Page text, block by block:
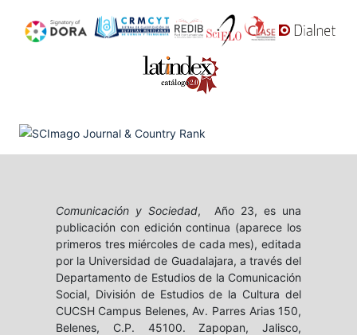
Comunicación y Sociedad, Año 23, es una
publicación con edición continua (aparece los
primeros tres miércoles de cada mes), editada
por la Universidad de Guadalajara, a través del
Departamento de Estudios de la Comunicación
Social, División de Estudios de la Cultura del
CUCSH Campus Belenes, Av. Parres Arias 150,
Belenes, C.P. 45100. Zapopan, Jalisco,